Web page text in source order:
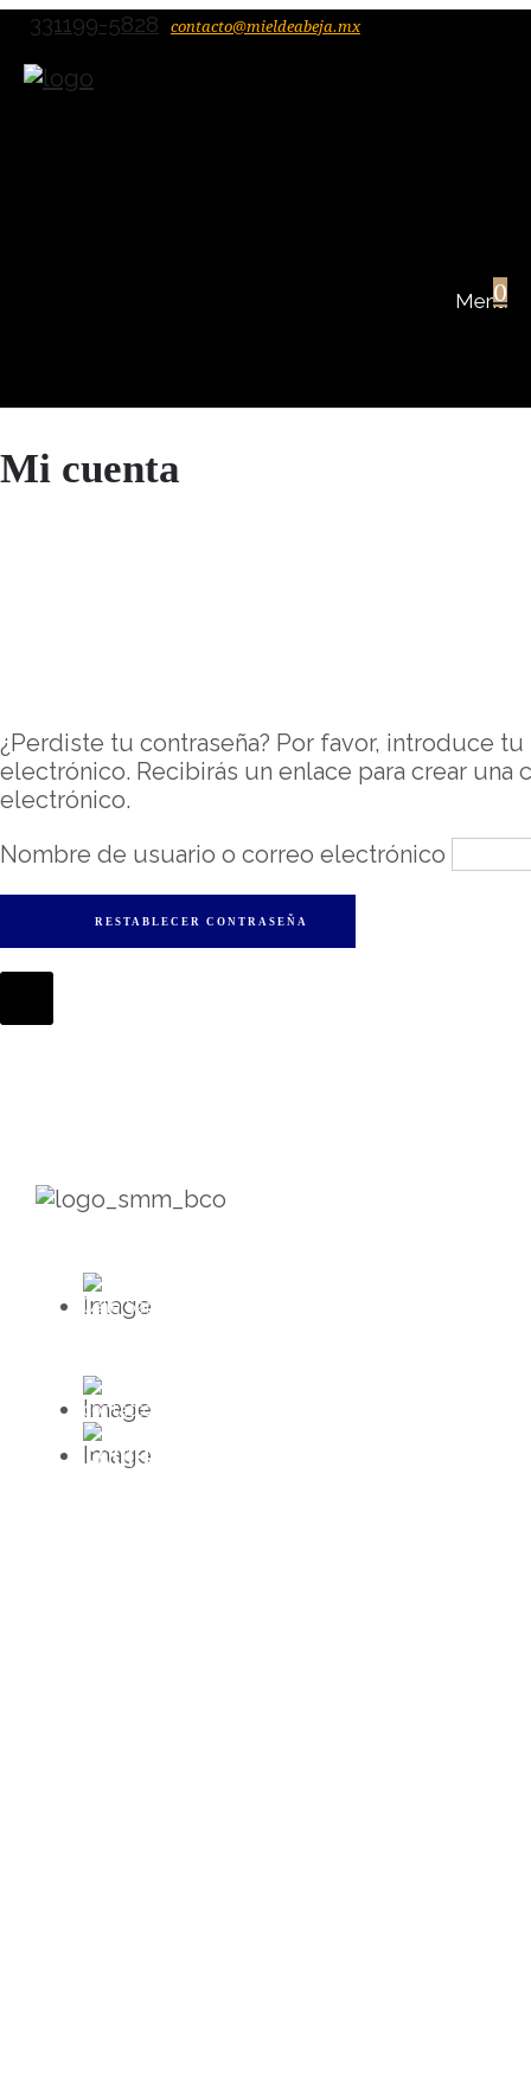
331199-5828 contacto@mieldeabeja.mx
0
Mi cuenta
¿Perdiste tu contraseña? Por favor, introduce
electrónico. Recibirás un enlace para crear una
electrónico.
Nombre de usuario o correo electrónico
RESTABLECER CONTRASEÑA
Calle San Juan de los Lagos #43
contacto@mieldeabeja.mx
331199-5828